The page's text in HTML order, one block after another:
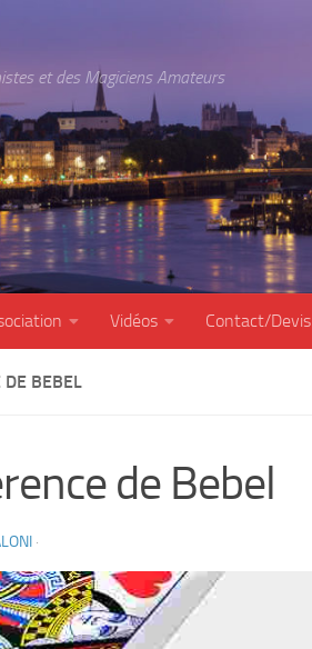
et des Magiciens Amateurs
Vidéos Contact/Devis
DE BEBEL
de Bebel
·